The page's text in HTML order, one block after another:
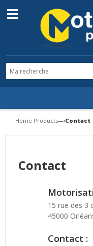
Home Products—›Contact
Contact
15 rue des 3
45000
Contact :